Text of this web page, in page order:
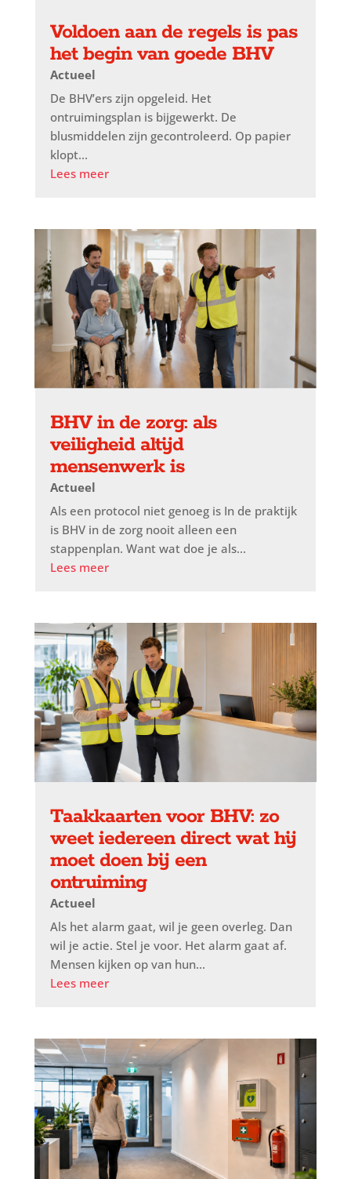
Voldoen aan de regels is pas
het begin van goede BHV
Actueel
De BHV’ers zijn opgeleid. Het
ontruimingsplan is bijgewerkt. De
blusmiddelen zijn gecontroleerd. Op papier
klopt...
Lees meer
BHV in de zorg: als
veiligheid altijd
mensenwerk is
Actueel
Als een protocol niet genoeg is In de praktijk
is BHV in de zorg nooit alleen een
stappenplan. Want wat doe je als...
Lees meer
Taakkaarten voor BHV: zo
weet iedereen direct wat hij
moet doen bij een
ontruiming
Actueel
Als het alarm gaat, wil je geen overleg. Dan
wil je actie. Stel je voor. Het alarm gaat af.
Mensen kijken op van hun...
Lees meer